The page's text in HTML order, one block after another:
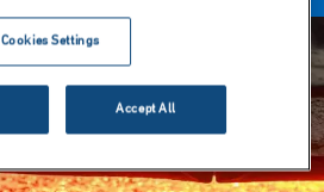
Cookies Settings
Accept All